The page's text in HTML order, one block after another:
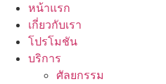
หน้าแรก
เกี่ยวกับเรา
โปรโมชัน
บริการ
ศัลยกรรม